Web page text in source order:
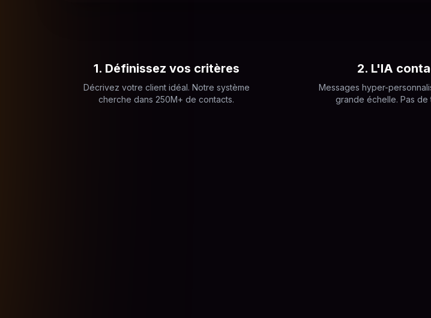
1. Définissez vos critères
Décrivez votre client idéal. Notre système
cherche dans 250M+ de contacts.
2. L'IA
Messages hyper-
grande échelle. Pas de